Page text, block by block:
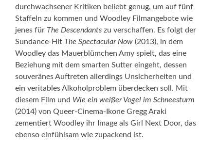
durchwachsener Kritiken beliebt genug, um auf fünf
Staffeln zu kommen und Woodley Filmangebote wie
jenes für The Descendantszu verschaffen. Es folgt der
Sundance-Hit The Spectacular Now (2013), in dem
Woodley das Mauerblümchen Amy spielt, das eine
Beziehung mit dem smarten Sutter eingeht, dessen
souveränes Auftreten allerdings Unsicherheiten und
ein veritables Alkoholproblem überdecken soll. Mit
diesem Film und Wie ein weißer Vogel im Schneesturm
(2014) von Queer-Cinema-Ikone Gregg Araki
zementiert Woodley ihr Image als Girl Next Door, das
ebenso einfühlsam wie zupackend ist.